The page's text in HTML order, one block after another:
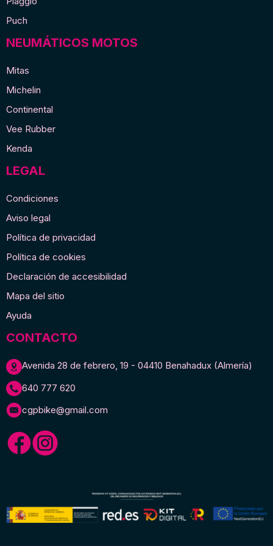
Puch
NEUMÁTICOS MOTOS
Mitas
Michelin
Continental
Vee Rubber
Kenda
LEGAL
Condiciones
Aviso legal
Política de privacidad
Política de cookies
Declaración de accesibilidad
Mapa del sitio
Ayuda
CONTACTO
Avenida 28 de febrero, 19 - 04410 Benahadux (Almería)
640 777 620
cgpbike@gmail.com